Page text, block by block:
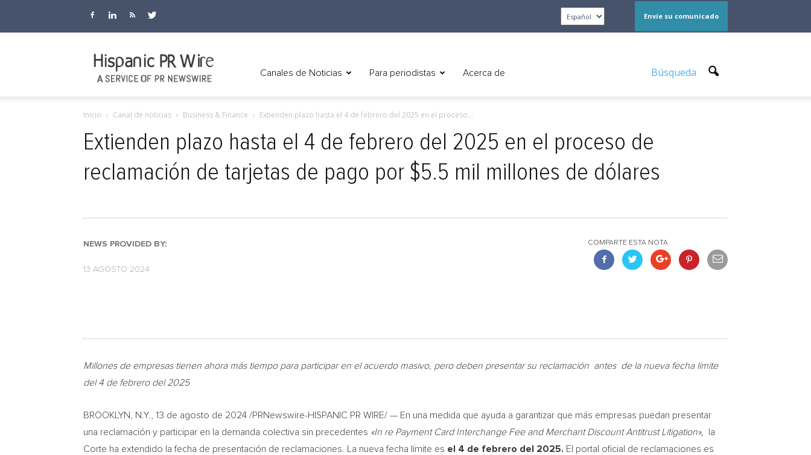
Envíe su comunicado
Canales de Noticias Para periodistas Acerca de Búsqueda
Inicio Canal de noticias Business & Finance Extienden plazo hasta el 4 de febrero del 2025 en el proceso...
Extienden plazo hasta el 4 de febrero del 2025 en el proceso de
reclamación de tarjetas de pago por $5.5 mil millones de dólares
NEWS PROVIDED BY:
13 AGOSTO 2024
COMPARTE ESTA NOTA
Millones de empresas tienen ahora más tiempo para participar en el acuerdo masivo, pero deben presentar su reclamación antes de la nueva fecha límite
del 4 de febrero del 2025
BROOKLYN, N.Y. 13 de agosto de 2024 /PRNewswire-HISPANIC PR WIRE/ — En una medida que ayuda a garantizar que más empresas puedan presentar
una reclamación y participar en la demanda colectiva sin precedentes «In re Payment Card Interchange Fee and Merchant Discount Antitrust Litigation»,
la
Corte ha extendido la fecha de presentación de reclamaciones. La nueva fecha límite es el 4 de febrero del 2025. El portal oficial de reclamaciones es